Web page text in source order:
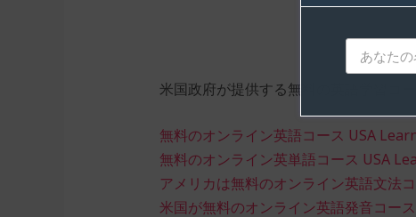
米国政府が提供する無料の英語学習コ
無料のオンライン英語コース USA
無料のオンライン英単語コース USA
アメリカは無料のオンライン英語文法
米国が無料のオンライン英語発音コー